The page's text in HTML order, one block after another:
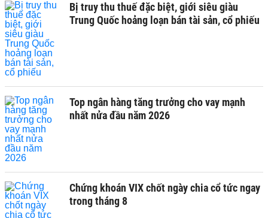
Bị truy thu thuế đặc biệt, giới siêu giàu
Trung Quốc hoảng loạn bán tài sản, cổ phiếu
Top ngân hàng tăng trưởng cho vay mạnh
nhất nửa đầu năm 2026
Chứng khoán VIX chốt ngày chia cổ tức ngay
trong tháng 8